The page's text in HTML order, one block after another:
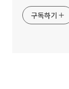
구독하기